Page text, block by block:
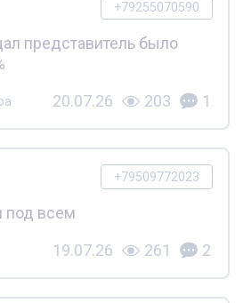
+79255070590
представитель было
20.07.26 203 1
+79509772023
под всем
19.07.26 261 2